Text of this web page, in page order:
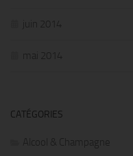
juin 2014
mai 2014
CATÉGORIES
Alcool & Champagne